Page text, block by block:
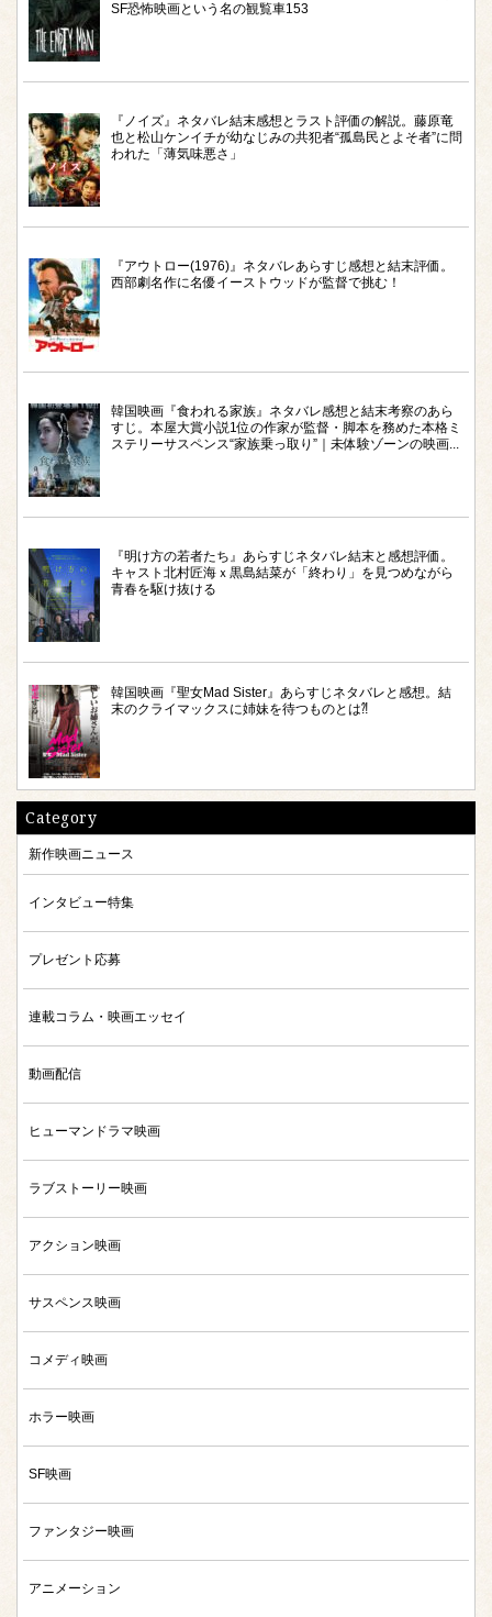
SF恐怖映画という名の観覧車153
『ノイズ』ネタバレ結末感想とラスト評価の解説。藤原竜
也と松山ケンイチが幼なじみの共犯者“孤島民とよそ者”に問
われた「薄気味悪さ」
『アウトロー(1976)』ネタバレあらすじ感想と結末評価。
西部劇名作に名優イーストウッドが監督で挑む！
韓国映画『食われる家族』ネタバレ感想と結末考察のあら
すじ。本屋大賞小説1位の作家が監督・脚本を務めた本格ミ
ステリーサスペンス“家族乗っ取り”｜未体験ゾーンの映画...
『明け方の若者たち』あらすじネタバレ結末と感想評価。
キャスト北村匠海ｘ黒島結菜が「終わり」を見つめながら
青春を駆け抜ける
韓国映画『聖女Mad Sister』あらすじネタバレと感想。結
末のクライマックスに姉妹を待つものとは⁈
Category
新作映画ニュース
インタビュー特集
プレゼント応募
連載コラム・映画エッセイ
動画配信
ヒューマンドラマ映画
ラブストーリー映画
アクション映画
サスペンス映画
コメディ映画
ホラー映画
SF映画
ファンタジー映画
アニメーション